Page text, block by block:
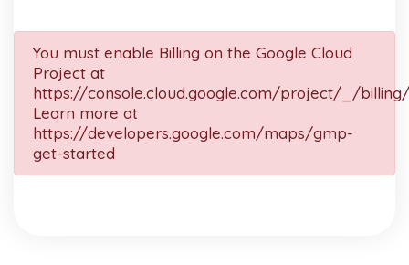
You must enable Billing on the Google Cloud
Project at
https://console.cloud.google.com/project/_/
Learn more at
https://developers.google.com/maps/gmp-
get-started